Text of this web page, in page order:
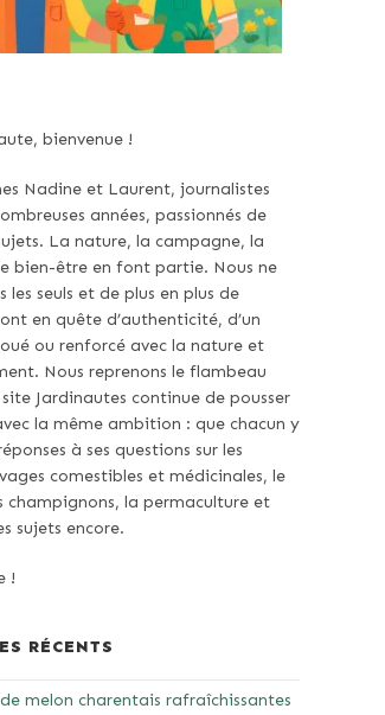
bienvenue !
Nadine et Laurent, journalistes
années, passionnés de
La nature, la campagne, la
bien-être en font partie. Nous ne
les seuls et de plus en plus de
en quête d’authenticité, d’un
ou renforcé avec la nature et
Nous reprenons le flambeau
Jardinautes continue de pousser
la même ambition : que chacun y
à ses questions sur les
comestibles et médicinales, le
champignons, la permaculture et
sujets encore.
!
RÉCENTS
melon charentais rafraîchissantes